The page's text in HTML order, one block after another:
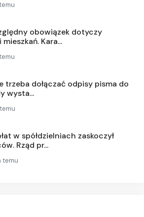
obowiązek dotyczy
Kara...
trzeba dołączać odpisy pisma do
wysta...
w spółdzielniach zaskoczył
Rząd pr...
temu